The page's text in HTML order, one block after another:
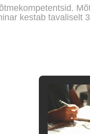
kestab tavaliselt